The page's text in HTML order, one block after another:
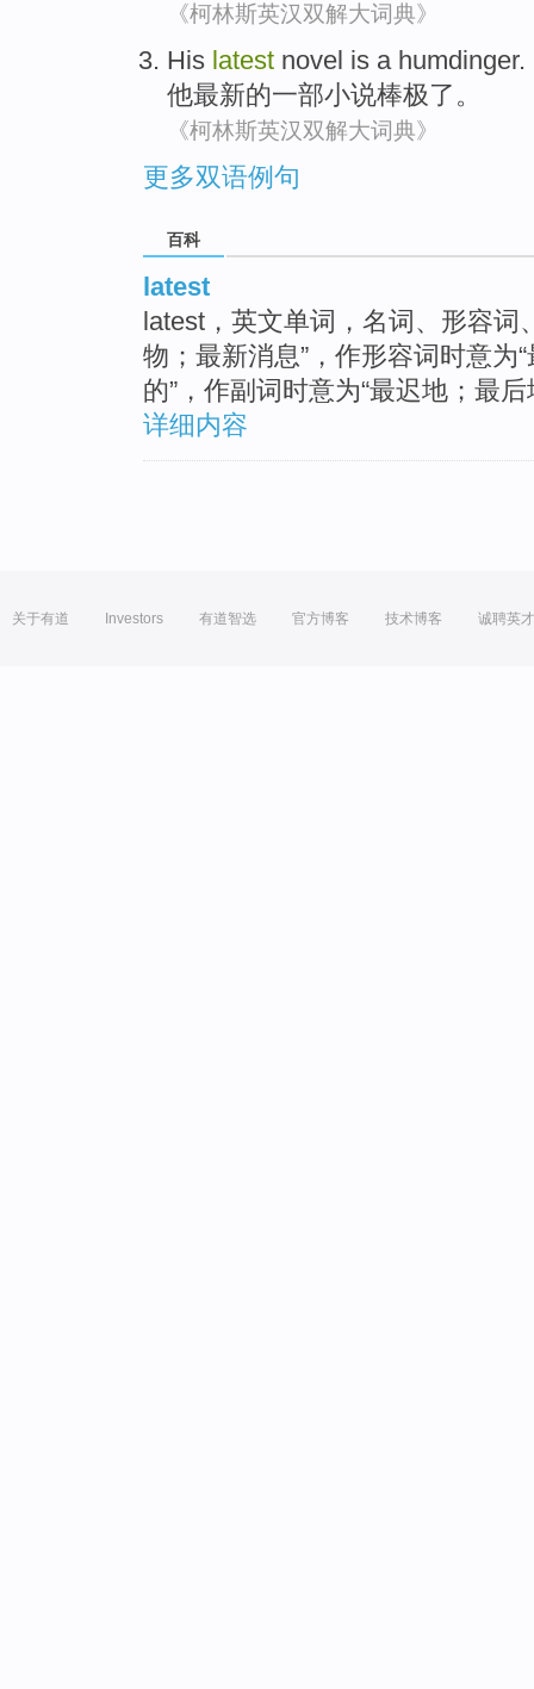
《柯林斯英汉双解大词典》
His latest novel is a humdinger.
他最新的一部小说棒极了 。
《柯林斯英汉双解大词典》
更多双语例句
百科
latest
latest，英文单词，名词、形容词
物；最新消息”，作形容词时意为
的”，作副词时意为“最迟地；最后
详细内容
关于有道 Investors 有道智选 官方博客 技术博客 诚聘英才